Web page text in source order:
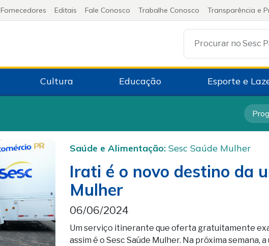
Fornecedores Editais Fale Conosco Trabalhe Conosco Transparência e
Procurar no Sesc
Cultura Educação Esporte e
Saúde e Alimentação: Sesc Saúde Mulher
Irati é o novo destino da
Mulher
06/06/2024
Um serviço itinerante que oferta gratuitamente
assim é o Sesc Saúde Mulher. Na próxima semana,